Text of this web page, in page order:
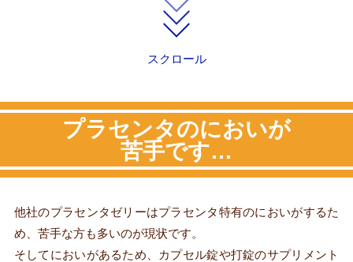
スクロール
プラセンタのにおいが
苦手です…
他社のプラセンタゼリーはプラセンタ特有のにおいがするた
め、苦手な方も多いのが現状です。
そしてにおいがあるため、カプセル錠や打錠のサプリメント